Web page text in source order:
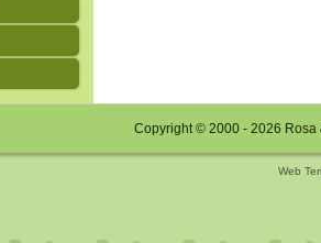
Copyright © 2000 - 2026 Rosa
Web